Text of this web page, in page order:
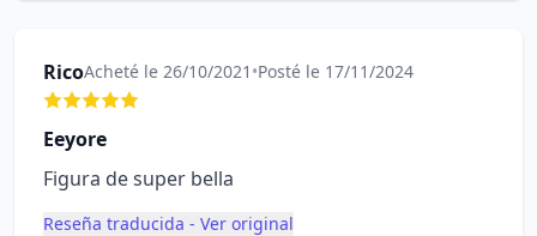
RicoAcheté le 26/10/2021 •Posté le 17/11/2024
Eeyore
Figura de super bella
Reseña traducida - Ver original